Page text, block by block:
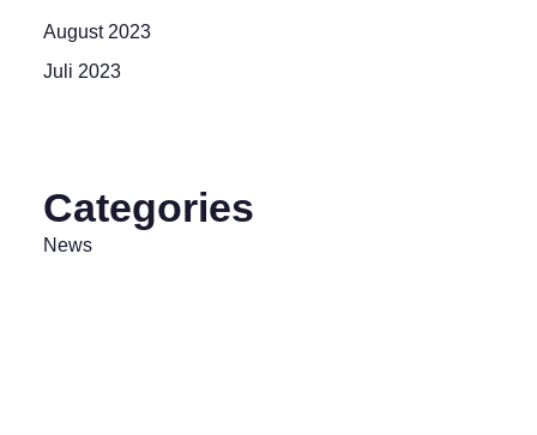
August 2023
Juli 2023
Categories
News